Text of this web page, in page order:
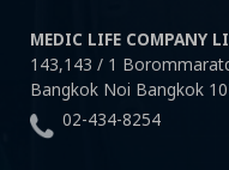
MEDIC LIFE COMPANY
143,143 / 1
Bangkok Noi Bangkok
02-434-8254